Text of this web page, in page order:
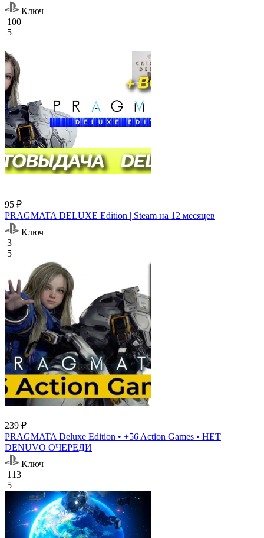
Ключ
100
5
95 ₽
PRAGMATA DELUXE Edition | Steam на 12 месяцев
Ключ
3
5
239 ₽
PRAGMATA Deluxe Edition • +56 Action Games • НЕТ
DENUVO ОЧЕРЕДИ
Ключ
113
5